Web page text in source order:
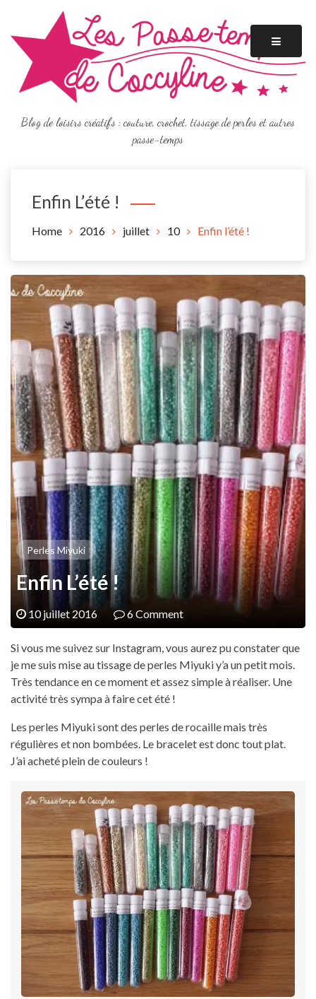
content
Blog de loisirs créatifs : couture, crochet, tissage de perles et autres
passe-temps
Enfin L’été !
Home 2016 juillet 10 Enfin l’été !
Perles Miyuki
Enfin L’été !
10 juillet 2016 6 Comment
Si vous me suivez sur Instagram, vous aurez pu constater que
je me suis mise au tissage de perles Miyuki y’a un petit mois.
Très tendance en ce moment et assez simple à réaliser. Une
activité très sympa à faire cet été !
Les perles Miyuki sont des perles de rocaille mais très
régulières et non bombées. Le bracelet est donc tout plat.
J’ai acheté plein de couleurs !